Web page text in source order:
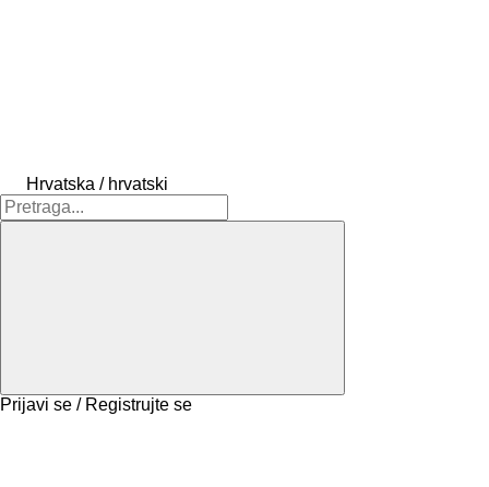
Hrvatska / hrvatski
Prijavi se / Registrujte se